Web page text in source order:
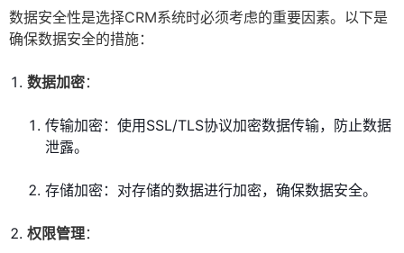
数据安全性是选择CRM系统时必须考虑的重要因素。以下是
确保数据安全的措施：
数据加密：
传输加密：使用SSL/TLS协议加密数据传输，防止数据
泄露。
存储加密：对存储的数据进行加密，确保数据安全。
权限管理：